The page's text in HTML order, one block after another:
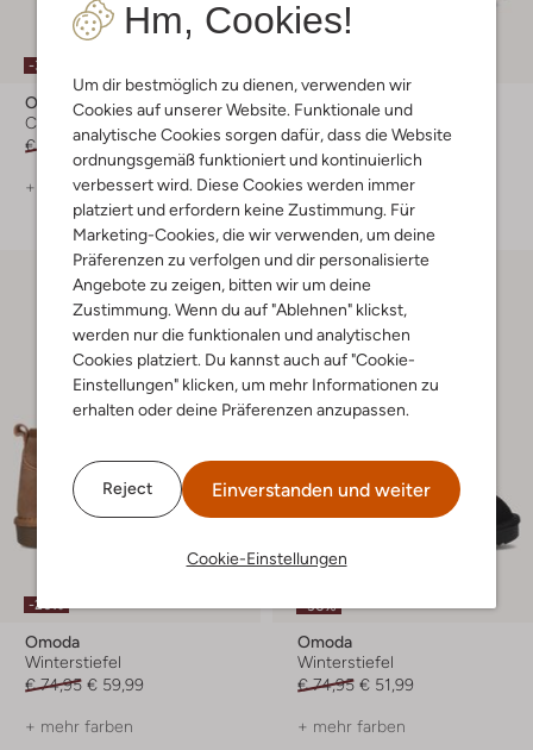
Hm, Cookies!
Um dir bestmöglich zu dienen, verwenden wir
Cookies auf unserer Website. Funktionale und
analytische Cookies sorgen dafür, dass die Website
ordnungsgemäß funktioniert und kontinuierlich
verbessert wird. Diese Cookies werden immer
platziert und erfordern keine Zustimmung. Für
Marketing-Cookies, die wir verwenden, um deine
Präferenzen zu verfolgen und dir personalisierte
Angebote zu zeigen, bitten wir um deine
Zustimmung. Wenn du auf "Ablehnen" klickst,
werden nur die funktionalen und analytischen
Cookies platziert. Du kannst auch auf "Cookie-
Einstellungen" klicken, um mehr Informationen zu
erhalten oder deine Präferenzen anzupassen.
Reject Einverstanden und weiter
Cookie-Einstellungen
-30%
Omoda
Cowboystiefel
€ 99,99 € 69,99
+ mehr farben
Omoda
Cowboystiefel
€ 89,99 € 35,99
-20%
Omoda
Winterstiefel
€ 74,95 € 59,99
+ mehr farben
-30%
Omoda
Winterstiefel
€ 74,95 € 51,99
+ mehr farben